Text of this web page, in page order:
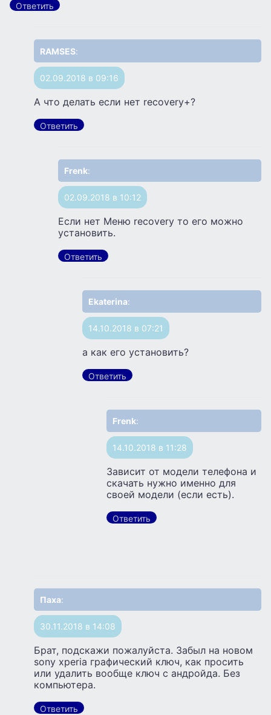
Ответить
RAMSES:
02.09.2018 в 09:16
А что делать если нет recovery+?
Ответить
Frenk:
02.09.2018 в 10:12
Если нет Меню recovery то его можно
установить.
Ответить
Ekaterina:
14.10.2018 в 07:21
а как его установить?
Ответить
Frenk:
14.10.2018 в 11:28
Зависит от модели телефона и
скачать нужно именно для
своей модели (если есть).
Ответить
Паха:
30.11.2018 в 14:08
Брат, подскажи пожалуйста. Забыл на новом
sony xperia графический ключ, как просить
или удалить вообще ключ с андройда. Без
компьютера.
Ответить